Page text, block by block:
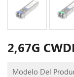
2,67G
Modelo Del